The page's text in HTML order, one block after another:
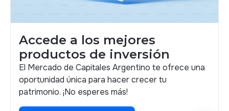
Accede a los mejores
productos de inversión
El Mercado de Capitales Argentino te ofrece una
oportunidad única para hacer crecer tu
patrimonio. ¡No esperes más!